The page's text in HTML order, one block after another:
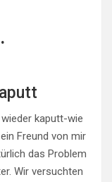
kaputt-wie
Freund von mir
das Problem
Wir versuchten